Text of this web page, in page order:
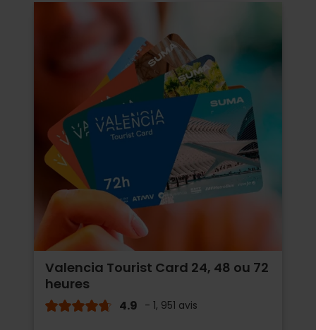
Valencia Tourist Card 24, 48 ou 72
heures
4.9 - 1, 951 avis